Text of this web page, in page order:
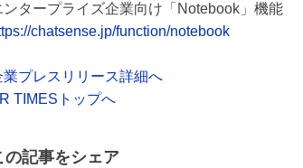
ンタープライズ企業向け「Notebook」機能
chatsense.jp/function/notebook
業プレスリリース詳細へ
TIMESトップへ
の記事をシェア